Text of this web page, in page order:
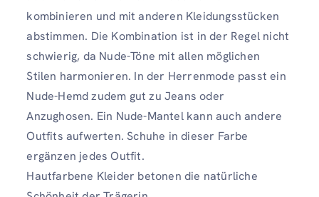
kombinieren und mit anderen Kleidungsstücken
abstimmen. Die Kombination ist in der Regel nicht
schwierig, da Nude-Töne mit allen möglichen
Stilen harmonieren. In der Herrenmode passt ein
Nude-Hemd zudem gut zu Jeans oder
Anzughosen. Ein Nude-Mantel kann auch andere
Outfits aufwerten. Schuhe in dieser Farbe
ergänzen jedes Outfit.
Hautfarbene Kleider betonen die natürliche